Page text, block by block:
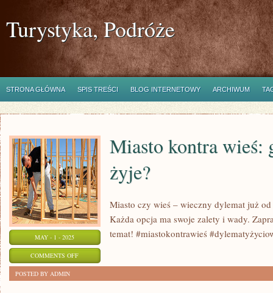
Turystyka, Podróże
STRONA GŁÓWNA SPIS TREŚCI BLOG INTERNETOWY ARCHIWUM
MAY - 1 - 2025
COMMENTS OFFON
Miasto kontra wieś:
żyje?
Miasto czy wieś – wieczny dylemat już
Każda opcja ma swoje zalety i wady.
temat! #miastokontrawieś
POSTED BY ADMIN